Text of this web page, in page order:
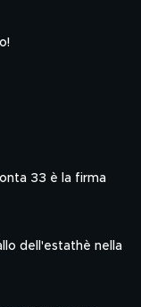
33 è la firma
dell'estathè nella